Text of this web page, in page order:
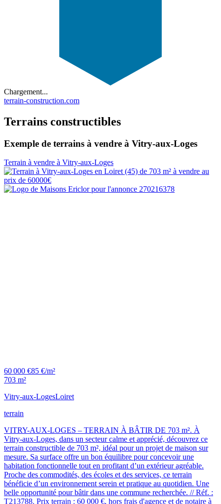
Chargement...
terrain-construction.com
Terrains constructibles
Exemple de terrains à vendre à Vitry-aux-Loges
Terrain à vendre à Vitry-aux-Loges
60 000 €85 €/m²
703 m²
Vitry-aux-LogesLoiret
terrain
VITRY-AUX-LOGES – TERRAIN À BÂTIR DE 703 m². À
Vitry-aux-Loges, dans un secteur calme et apprécié, découvrez ce
terrain constructible de 703 m², idéal pour un projet de maison sur
mesure. Sa surface offre un bon équilibre pour concevoir une
habitation fonctionnelle tout en profitant d’un extérieur agréable.
Proche des commodités, des écoles et des services, ce terrain
bénéficie d’un environnement serein et pratique au quotidien. Une
belle opportunité pour bâtir dans une commune recherchée. // Réf. :
T213788. Prix terrain : 60 000 €, hors frais d'agence et de notaire à